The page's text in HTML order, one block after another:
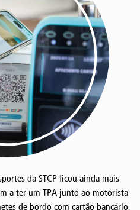
da STCP ficou ainda mais
a ter um TPA junto ao motorista
de bordo com cartão bancário,